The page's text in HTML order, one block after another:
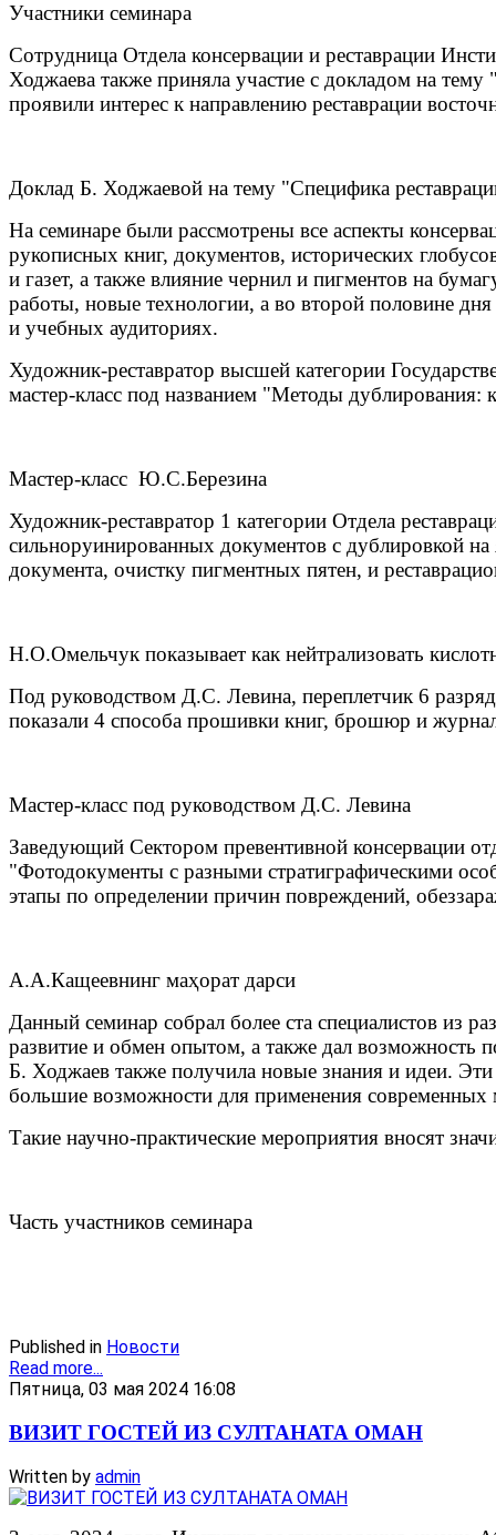
Участники семинара
Сотрудница Отдела консервации и реставрации
Ходжаева также приняла участие с докладом на
проявили интерес к направлению реставрации
Доклад Б. Ходжаевой на тему "Специфика
На семинаре были рассмотрены все аспекты
рукописных книг, документов, исторических
и газет, а также влияние чернил и пигментов на
работы, новые технологии, а во второй половине
и учебных аудиториях.
Художник-реставратор высшей категории
мастер-класс под названием "Методы дублирования:
Мастер-класс Ю.С.Березина
Художник-реставратор 1 категории Отдела
сильноруинированных документов с дублировкой на
документа, очистку пигментных пятен, и
Н.О.Омельчук показывает как нейтрализовать
Под руководством Д.С. Левина, переплетчик 6
показали 4 способа прошивки книг, брошюр и
Мастер-класс под руководством Д.С. Левина
Заведующий Сектором превентивной консервации
"Фотодокументы с разными стратиграфическими
этапы по определении причин повреждений,
А.А.Кащеевнинг маҳорат дарси
Данный семинар собрал более ста специалистов из
развитие и обмен опытом, а также дал возможность
Б. Ходжаев также получила новые знания и идеи.
большие возможности для применения современных
Такие научно-практические мероприятия вносят
Часть участников семинара
Published in Новости
Read more...
Пятница, 03 мая 2024 16:08
ВИЗИТ ГОСТЕЙ ИЗ СУЛТАНАТА ОМАН
Written by admin